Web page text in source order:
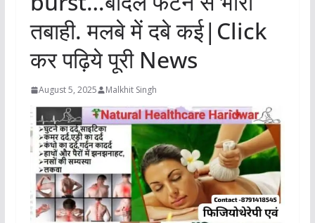
तबाही. मलबे में दबे कई|Click
कर पढ़िये पूरी News
August 5, 2025 Malkhit Singh